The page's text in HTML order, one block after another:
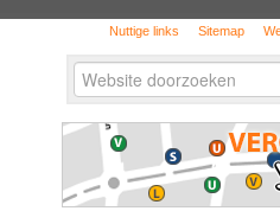
Nuttige links Sitemap
Zoek
zoeken...